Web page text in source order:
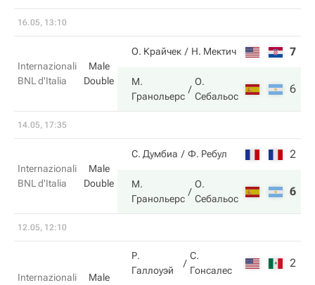
16.05, 13:10
Internazionali
BNL d'Italia
Male
Double
О. Крайчек Н. Мектич 7
М.
Гранольерс
О.
Себальос
6
14.05, 17:35
Internazionali
BNL d'Italia
Male
Double
С. Думбиа Ф. Ребул 2
М.
Гранольерс
О.
Себальос
6
12.05, 12:10
Internazionali
Male
Р.
Галлоуэй
С.
Гонсалес
2